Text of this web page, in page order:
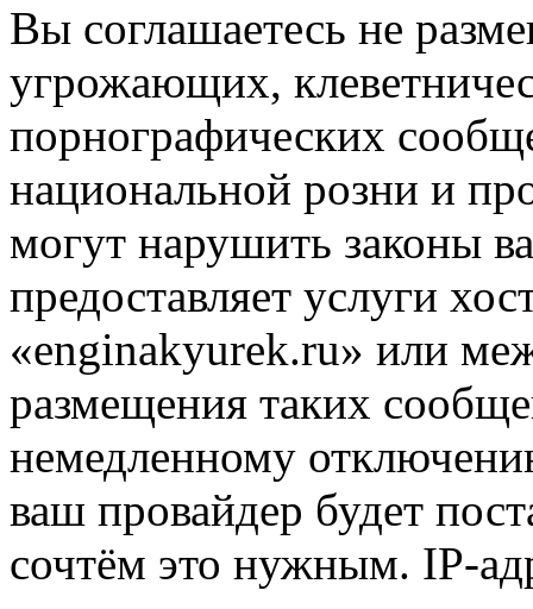
Вы соглашаетесь не
угрожающих,
порнографических
национальной розни и
могут нарушить законы
предоставляет услуги
«enginakyurek.ru» или
размещения таких
немедленному
ваш провайдер будет
сочтём это нужным. IP-